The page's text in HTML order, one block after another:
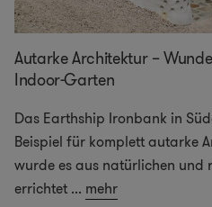
Autarke Architektur –
Indoor-Garten
Das Earthship Ironbank in
Beispiel für komplett autarke
wurde es aus natürlichen und
errichtet ... mehr